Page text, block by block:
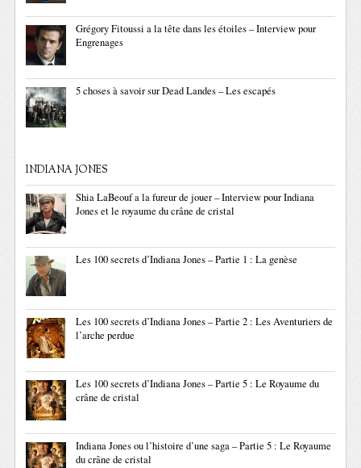
Grégory Fitoussi a la tête dans les étoiles – Interview pour
Engrenages
5 choses à savoir sur Dead Landes – Les escapés
INDIANA JONES
Shia LaBeouf a la fureur de jouer – Interview pour Indiana
Jones et le royaume du crâne de cristal
Les 100 secrets d’Indiana Jones – Partie 1 : La genèse
Les 100 secrets d’Indiana Jones – Partie 2 : Les Aventuriers de
l’arche perdue
Les 100 secrets d’Indiana Jones – Partie 5 : Le Royaume du
crâne de cristal
Indiana Jones ou l’histoire d’une saga – Partie 5 : Le Royaume
du crâne de cristal